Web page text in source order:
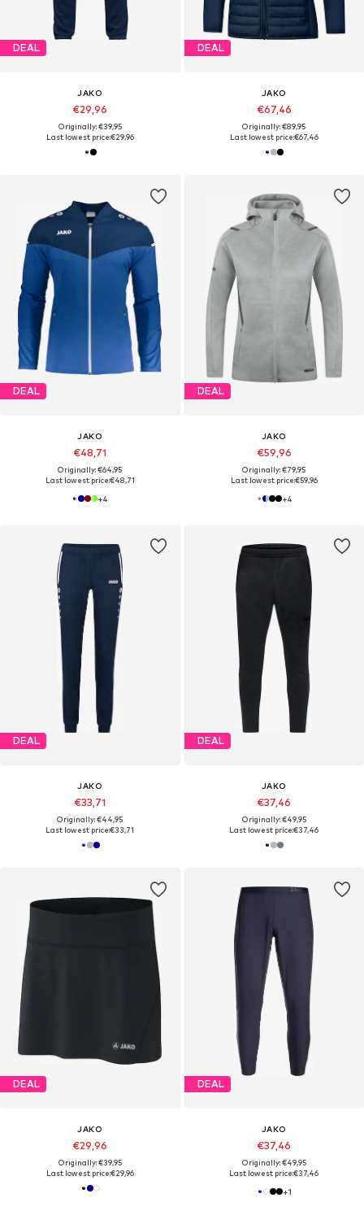
DEAL
JAKO
€29,96
Originally: €39,95
Last lowest price:€29,96
DEAL
JAKO
€67,46
Originally: €89,95
Last lowest price:€67,46
DEAL
JAKO
€48,71
Originally: €64,95
Last lowest price:€48,71
+4
DEAL
JAKO
€59,96
Originally: €79,95
Last lowest price:€59,96
+4
DEAL
JAKO
€33,71
Originally: €44,95
Last lowest price:€33,71
DEAL
JAKO
€37,46
Originally: €49,95
Last lowest price:€37,46
DEAL
JAKO
€29,96
Originally: €39,95
Last lowest price:€29,96
DEAL
JAKO
€37,46
Originally: €49,95
Last lowest price:€37,46
+1